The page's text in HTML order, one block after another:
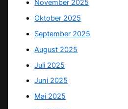
November 2025
Oktober 2025
September 2025
August 2025
Juli 2025
Juni 2025
Mai 2025